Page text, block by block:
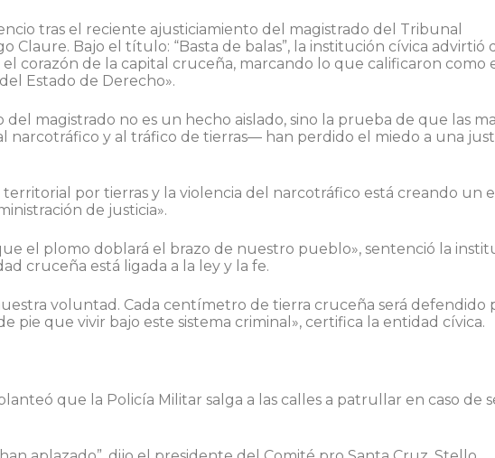
tras el reciente ajusticiamiento del magistrado del Tribunal
Claure. Bajo el título: “Basta de balas”, la institución cívica advirtió
el corazón de la capital cruceña, marcando lo que calificaron como
Estado de Derecho».
del magistrado no es un hecho aislado, sino la prueba de que las
narcotráfico y al tráfico de tierras— han perdido el miedo a una
por tierras y la violencia del narcotráfico está creando un
de justicia».
el plomo doblará el brazo de nuestro pueblo», sentenció la
cruceña está ligada a la ley y la fe.
voluntad. Cada centímetro de tierra cruceña será defendido
pie que vivir bajo este sistema criminal», certifica la entidad cívica.
que la Policía Militar salga a las calles a patrullar en caso de